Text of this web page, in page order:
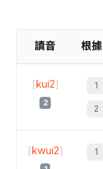
讀音 根據
[kui2]
2
[kwui2]